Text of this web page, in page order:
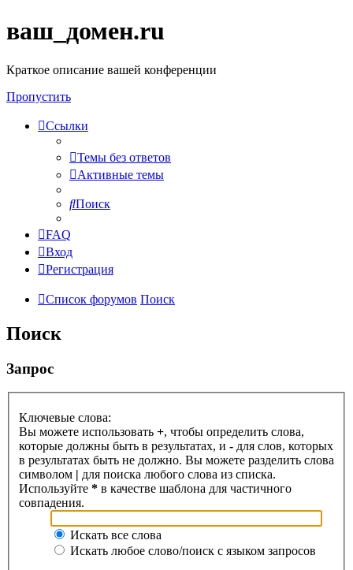
ваш_домен.ru
Краткое описание вашей конференции
Пропустить
Ссылки
Темы без ответов
Активные темы
Поиск
FAQ
Вход
Регистрация
Список форумов Поиск
Поиск
Запрос
Ключевые слова:
Вы можете использовать +, чтобы определить слова,
которые должны быть в результатах, и - для слов, которых
в результатах быть не должно. Вы можете разделить слова
символом | для поиска любого слова из списка.
Используйте * в качестве шаблона для частичного
совпадения.
Искать все слова
Искать любое слово/поиск с языком запросов